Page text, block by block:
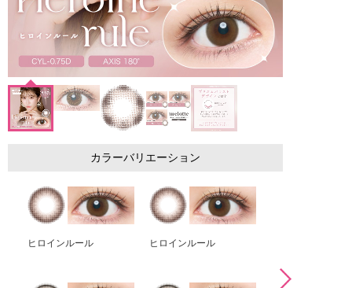
カラーバリエーション
ヒロインルール ヒロインルール